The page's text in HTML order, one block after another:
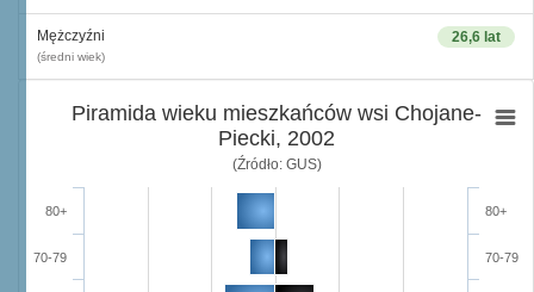
26,6 lat
Mężczyźni
(średni wiek)
Piramida wieku mieszkańców wsi Chojane-
Piecki, 2002
(Źródło: GUS)
70-79
80+
70-79
80+